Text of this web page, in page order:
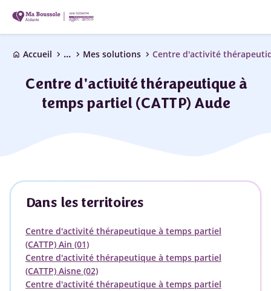
home Accueil chevron_right ... chevron_right Mes solutions chevron_right
Centre d'activité thérapeutique à
temps partiel (CATTP) Aude
Dans les territoires
Centre d'activité thérapeutique à temps partiel
(CATTP) Ain (01)
Centre d'activité thérapeutique à temps partiel
(CATTP) Aisne (02)
Centre d'activité thérapeutique à temps partiel